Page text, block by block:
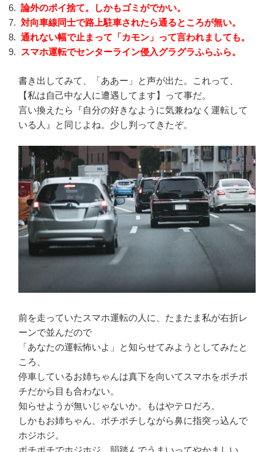
論外のポイ捨て。しかもゴミがでかい。
対向車線同士で路上駐車されたら通るところが無い。
通れない幅で止まって「カモン」って言われましても。
スマホ運転でセンターライン侵入グラグラふらふら。
書き出してみて、「ああー」と声が出た。これって、
【私は自己中な人に遭遇してます】って事だ。
言い換えたら『自分の好きなように気兼ねなく運転して
いる人』と同じよね。少し判ってきたぞ。
前を走っていたスマホ運転の人に、たまたま私が右折レ
ーンで並んだので
「あなたの運転怖いよ」と知らせてみようとしてみたと
ころ、
停車しているお姉ちゃんは真下を向いてスマホをポチポ
チだから目も合わない。
知らせようが無いじゃないか。もはやテロだろ。
しかもお姉ちゃん、ポチポチしながら鼻に指突っ込んで
ホジホジ。
ポチポチでホジホジ。韻踏んでうまいってやかましい